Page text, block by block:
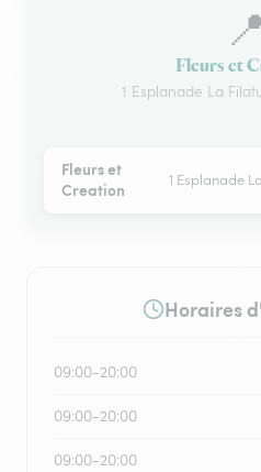
📍
Fleurs et
1 Esplanade La
Fleurs et
Creation
1 Esplanade
Horaires
09:00-20:00
09:00-20:00
09:00-20:00